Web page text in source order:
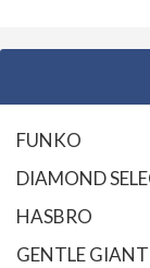
FUNKO
DIAMOND
HASBRO
GENTLE GIANT